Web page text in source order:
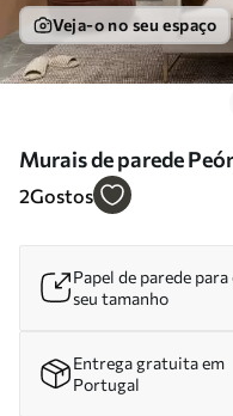
Veja-o no seu espaço
Murais de parede
2Gostos
Papel de parede para
seu tamanho
Entrega gratuita em
Portugal